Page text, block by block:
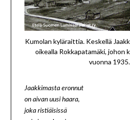
Kumolan kyläraittia. Keskellä
oikealla Rokkapatamäki, johon
vuonna 1935.
Jaakkimasta eronnut
on aivan uusi haara,
joka ristiäisissä